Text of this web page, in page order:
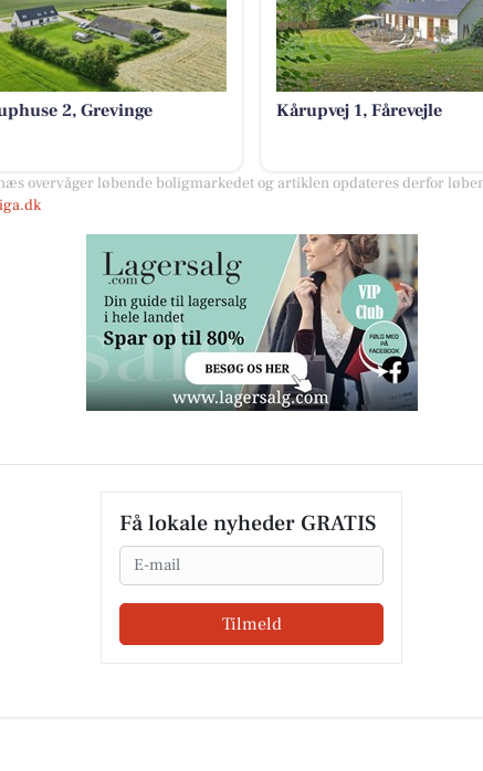
2, Grevinge Kårupvej 1, Fårevejle
overvåger løbende boligmarkedet og artiklen opdateres derfor
Få lokale nyheder GRATIS
Email
Tilmeld